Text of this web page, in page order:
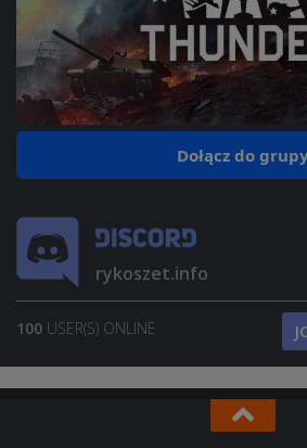
Dołącz do
rykoszet.info
100 USER(S) ONLINE